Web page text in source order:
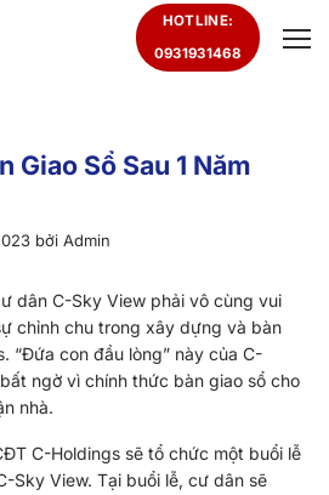
HOTLINE:
0931931468
Giao Sổ Sau 1 Năm
bởi Admin
dân C-Sky View phải vô cùng vui
chỉnh chu trong xây dựng và bàn
“Đứa con đầu lòng” này của C-
ngờ vì chính thức bàn giao sổ cho
nhà.
C-Holdings sẽ tổ chức một buổi lễ
Sky View. Tại buổi lễ, cư dân sẽ